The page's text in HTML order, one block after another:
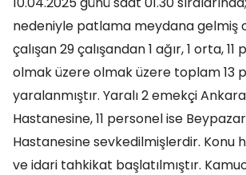
nedeniyle patlama meydana gelmiş
çalışan 29 çalışandan 1 ağır, 1 orta,
olmak üzere olmak üzere toplam 13
yaralanmıştır. Yaralı 2 emekçi
Hastanesine, 11 personel ise
Hastanesine sevkedilmişlerdir. Konu
ve idari tahkikat başlatılmıştır.